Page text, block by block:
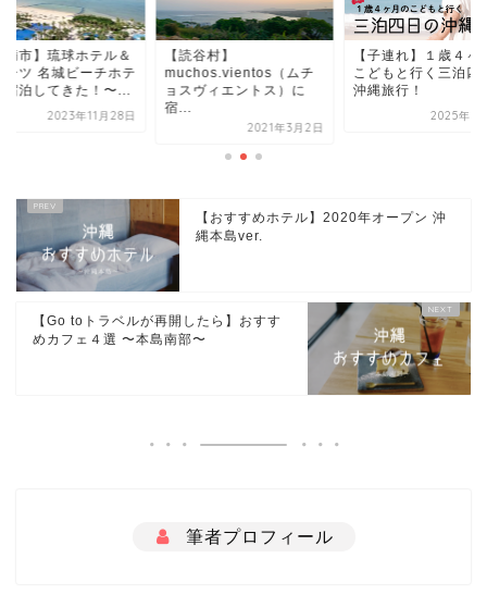
谷村】
（ムチ
ヴィエントス）に
【子連れ】１歳４ヶ月の
こどもと行く三泊四日の
沖縄旅行！
【糸満市】琉球ホテ
リゾーツ 名城ビー
ルに宿泊してきた！
2023年11
【おすすめホテル】2020年オープン 沖
縄本島ver.
【Go toトラベルが再開したら】おすす
めカフェ４選 〜本島南部〜
筆者プロフィール